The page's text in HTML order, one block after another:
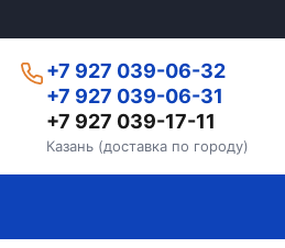
+7 927 039-06-32
+7 927 039-06-31
+7 927 039-17-11
Казань (доставка по городу)